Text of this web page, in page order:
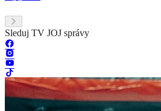
Sleduj TV JOJ správy